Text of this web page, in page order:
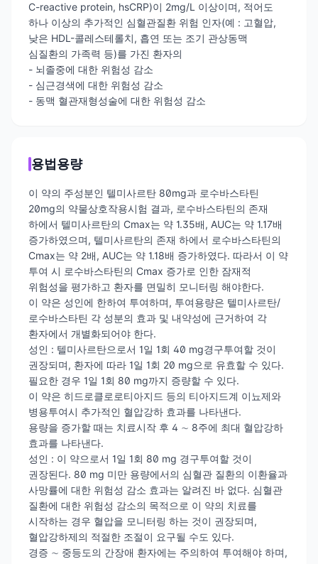
C-reactive protein, hsCRP)이 2mg/L 이상이며, 적어도
하나 이상의 추가적인 심혈관질환 위험 인자(예 : 고혈압,
낮은 HDL-콜레스테롤치, 흡연 또는 조기 관상동맥
심질환의 가족력 등)를 가진 환자의
- 뇌졸중에 대한 위험성 감소
- 심근경색에 대한 위험성 감소
- 동맥 혈관재형성술에 대한 위험성 감소
용법용량
이 약의 주성분인 텔미사르탄 80mg과 로수바스타틴
20mg의 약물상호작용시험 결과, 로수바스타틴의 존재
하에서 텔미사르탄의 Cmax는 약 1.35배, AUC는 약 1.17배
증가하였으며, 텔미사르탄의 존재 하에서 로수바스타틴의
Cmax는 약 2배, AUC는 약 1.18배 증가하였다. 따라서 이 약
투여 시 로수바스타틴의 Cmax 증가로 인한 잠재적
위험성을 평가하고 환자를 면밀히 모니터링 해야한다.
이 약은 성인에 한하여 투여하며, 투여용량은 텔미사르탄/
로수바스타틴 각 성분의 효과 및 내약성에 근거하여 각
환자에서 개별화되어야 한다.
성인 : 텔미사르탄으로서 1일 1회 40 mg경구투여할 것이
권장되며, 환자에 따라 1일 1회 20 mg으로 유효할 수 있다.
필요한 경우 1일 1회 80 mg까지 증량할 수 있다.
이 약은 히드로클로로티아지드 등의 티아지드계 이뇨제와
병용투여시 추가적인 혈압강하 효과를 나타낸다.
용량을 증가할 때는 치료시작 후 4 ∼ 8주에 최대 혈압강하
효과를 나타낸다.
성인 : 이 약으로서 1일 1회 80 mg 경구투여할 것이
권장된다. 80 mg 미만 용량에서의 심혈관 질환의 이환율과
사망률에 대한 위험성 감소 효과는 알려진 바 없다. 심혈관
질환에 대한 위험성 감소의 목적으로 이 약의 치료를
시작하는 경우 혈압을 모니터링 하는 것이 권장되며,
혈압강하제의 적절한 조절이 요구될 수도 있다.
경증 ∼ 중등도의 간장애 환자에는 주의하여 투여해야 하며,